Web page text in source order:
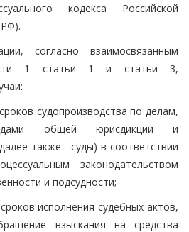
кодекса Российской
согласно взаимосвязанным
1 статьи 1 и статьи 3,
судопроизводства по делам,
общей юрисдикции и
также - суды) в соответствии
законодательством
и подсудности;
исполнения судебных актов,
взыскания на средства